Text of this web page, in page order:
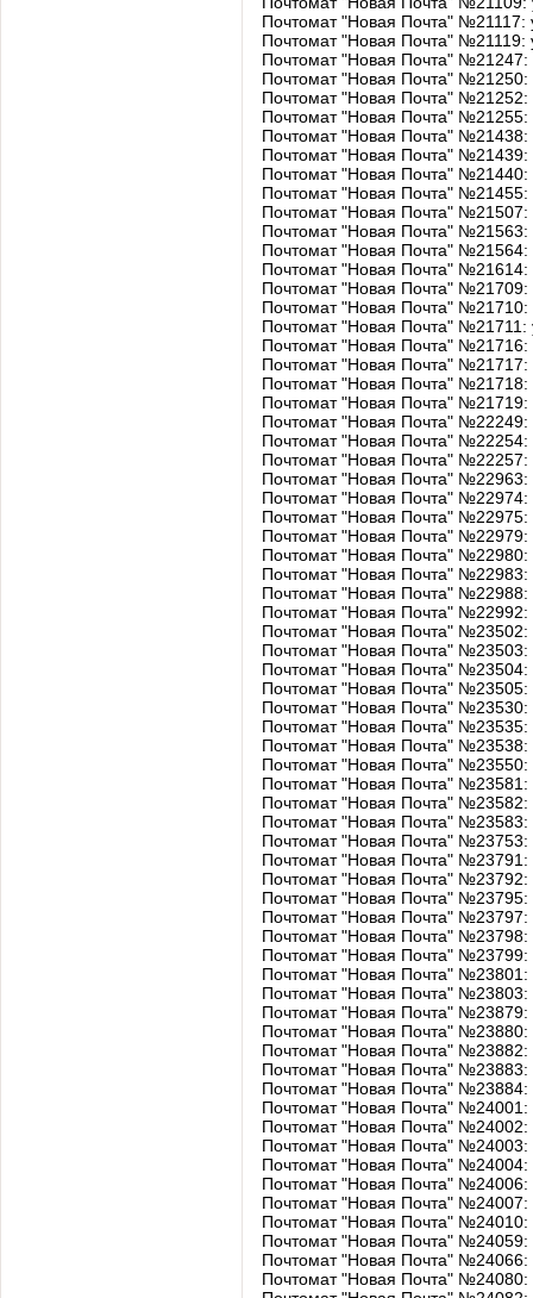
Почтомат "Новая Почта"
Почтомат "Новая Почта"
Почтомат "Новая Почта"
Почтомат "Новая Почта"
Почтомат "Новая Почта"
Почтомат "Новая Почта"
Почтомат "Новая Почта"
Почтомат "Новая Почта"
Почтомат "Новая Почта"
Почтомат "Новая Почта"
Почтомат "Новая Почта"
Почтомат "Новая Почта"
Почтомат "Новая Почта"
Почтомат "Новая Почта"
Почтомат "Новая Почта"
Почтомат "Новая Почта"
Почтомат "Новая Почта"
Почтомат "Новая Почта"
Почтомат "Новая Почта"
Почтомат "Новая Почта"
Почтомат "Новая Почта"
Почтомат "Новая Почта"
Почтомат "Новая Почта"
Почтомат "Новая Почта"
Почтомат "Новая Почта"
Почтомат "Новая Почта"
Почтомат "Новая Почта"
Почтомат "Новая Почта"
Почтомат "Новая Почта"
Почтомат "Новая Почта"
Почтомат "Новая Почта"
Почтомат "Новая Почта"
Почтомат "Новая Почта" №23502:
Почтомат "Новая Почта"
Почтомат "Новая Почта"
Почтомат "Новая Почта" №23505:
Почтомат "Новая Почта"
Почтомат "Новая Почта"
Почтомат "Новая Почта"
Почтомат "Новая Почта"
Почтомат "Новая Почта"
Почтомат "Новая Почта"
Почтомат "Новая Почта"
Почтомат "Новая Почта" №23753:
Почтомат "Новая Почта" №23791:
Почтомат "Новая Почта" №23792:
Почтомат "Новая Почта" №23795:
Почтомат "Новая Почта" №23797:
Почтомат "Новая Почта"
Почтомат "Новая Почта" №23799:
Почтомат "Новая Почта"
Почтомат "Новая Почта"
Почтомат "Новая Почта" №23879:
Почтомат "Новая Почта" №23880:
Почтомат "Новая Почта" №23882:
Почтомат "Новая Почта" №23883:
Почтомат "Новая Почта" №23884:
Почтомат "Новая Почта"
Почтомат "Новая Почта"
Почтомат "Новая Почта"
Почтомат "Новая Почта"
Почтомат "Новая Почта"
Почтомат "Новая Почта"
Почтомат "Новая Почта"
Почтомат "Новая Почта"
Почтомат "Новая Почта"
Почтомат "Новая Почта"